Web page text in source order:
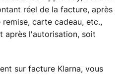
réel de la facture, après
carte cadeau, etc.,
après l'autorisation, soit
sur facture Klarna, vous